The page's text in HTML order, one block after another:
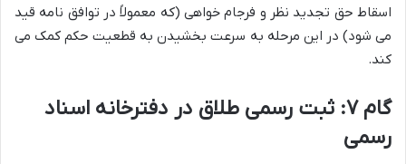
اسقاط حق تجدید نظر و فرجام خواهی (که معمولاً در توافق نامه قید
می شود) در این مرحله به سرعت بخشیدن به قطعیت حکم کمک می
کند.
گام ۷: ثبت رسمی طلاق در دفترخانه اسناد
رسمی